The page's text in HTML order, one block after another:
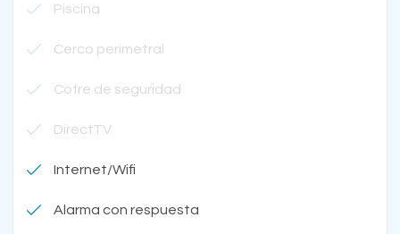
Piscina
Cerco perimetral
Cofre de seguridad
DirectTV
Internet/Wifi
Alarma con respuesta